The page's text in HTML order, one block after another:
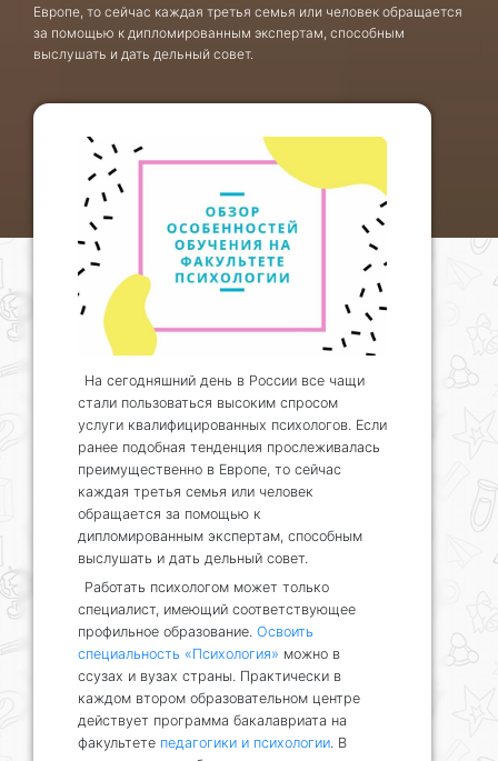
Европе, то сейчас каждая третья семья или человек обращается
за помощью к дипломированным экспертам, способным
выслушать и дать дельный совет.
На сегодняшний день в России все чащи
стали пользоваться высоким спросом
услуги квалифицированных психологов. Если
ранее подобная тенденция прослеживалась
преимущественно в Европе, то сейчас
каждая третья семья или человек
обращается за помощью к
дипломированным экспертам, способным
выслушать и дать дельный совет.
Работать психологом может только
специалист, имеющий соответствующее
профильное образование. Освоить
специальность «Психология» можно в
ссузах и вузах страны. Практически в
каждом втором образовательном центре
действует программа бакалавриата на
факультете педагогики и психологии. В